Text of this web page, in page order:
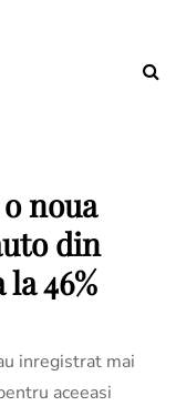
noua
din
46%
inregistrat mai
aceeasi